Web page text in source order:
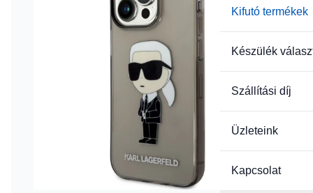
Kifutó termékek
Készülék
Szállítási díj
Üzleteink
Kapcsolat